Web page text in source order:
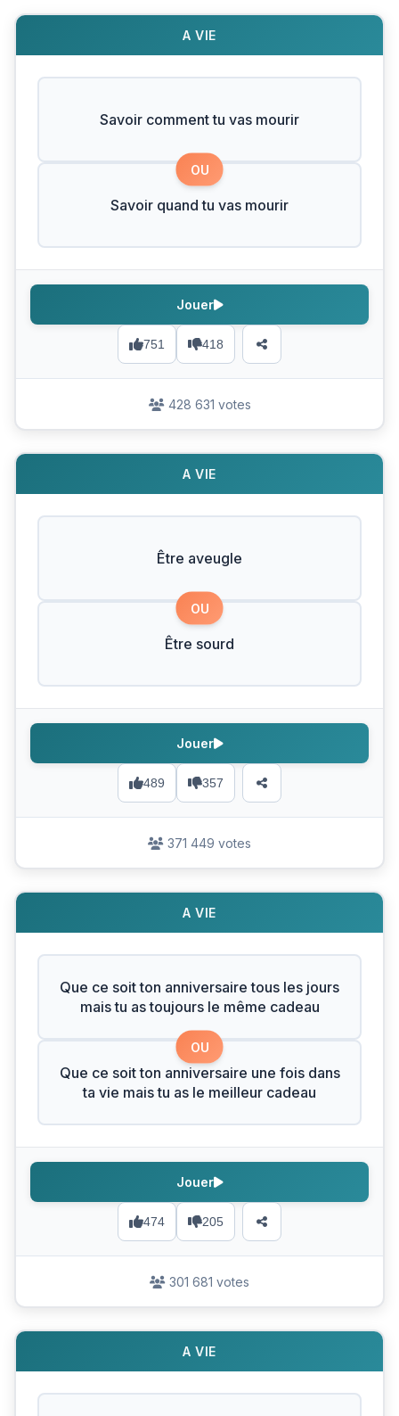
A VIE
Savoir comment tu vas mourir
OU
Savoir quand tu vas mourir
751 418
Jouer
428 631 votes
A VIE
Être aveugle
OU
Être sourd
489 357
Jouer
371 449 votes
A VIE
Que ce soit ton anniversaire tous les jours
mais tu as toujours le même cadeau
OU
Que ce soit ton anniversaire une fois dans
ta vie mais tu as le meilleur cadeau
474 205
Jouer
301 681 votes
A VIE